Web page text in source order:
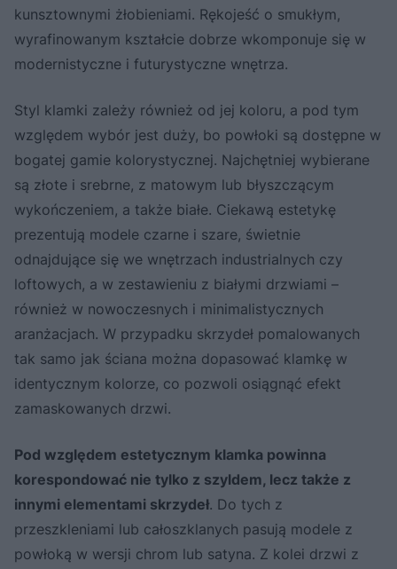
kunsztownymi żłobieniami. Rękojeść o smukłym,
wyrafinowanym kształcie dobrze wkomponuje się w
modernistyczne i futurystyczne wnętrza.
Styl klamki zależy również od jej koloru, a pod tym
względem wybór jest duży, bo powłoki są dostępne w
bogatej gamie kolorystycznej. Najchętniej wybierane
są złote i srebrne, z matowym lub błyszczącym
wykończeniem, a także białe. Ciekawą estetykę
prezentują modele czarne i szare, świetnie
odnajdujące się we wnętrzach industrialnych czy
loftowych, a w zestawieniu z białymi drzwiami –
również w nowoczesnych i minimalistycznych
aranżacjach. W przypadku skrzydeł pomalowanych
tak samo jak ściana można dopasować klamkę w
identycznym kolorze, co pozwoli osiągnąć efekt
zamaskowanych drzwi.
Pod względem estetycznym klamka powinna
korespondować nie tylko z szyldem, lecz także z
innymi elementami skrzydeł. Do tych z
przeszkleniami lub całoszklanych pasują modele z
powłoką w wersji chrom lub satyna. Z kolei drzwi z